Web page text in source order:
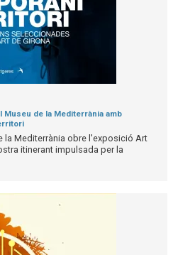
de la Mediterrània amb
la Mediterrània obre l'exposició Art
itinerant impulsada per la